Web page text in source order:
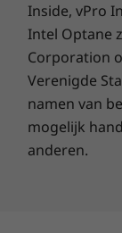
Smart
Smart
halen uit
View voor
Inside, vPro
Intel Optane
Corporation
Verenigde
namen van
mogelijk
anderen.